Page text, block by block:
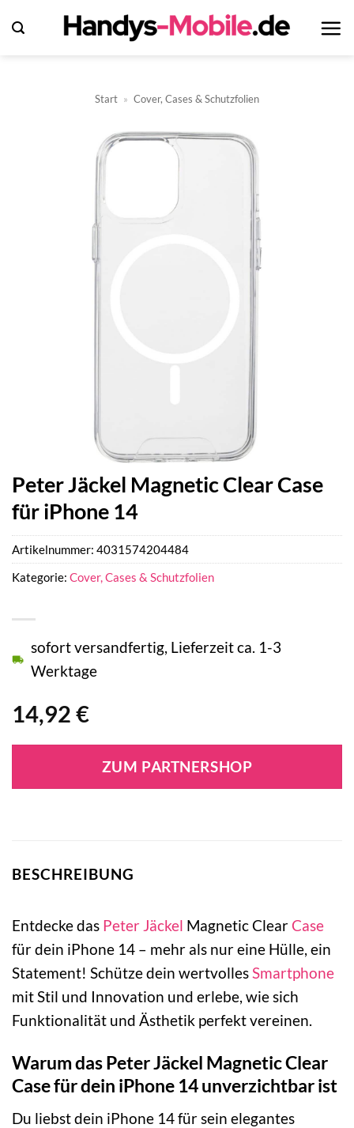
Inhalt
Start » Cover, Cases & Schutzfolien
Peter Jäckel Magnetic Clear Case
für iPhone 14
14,92 €
sofort versandfertig, Lieferzeit ca. 1-3
Werktage
ZUM PARTNERSHOP
Artikelnummer: 4031574204484
Kategorie: Cover, Cases & Schutzfolien
BESCHREIBUNG
Entdecke das Peter Jäckel Magnetic Clear Case
für dein iPhone 14 – mehr als nur eine Hülle, ein
Statement! Schütze dein wertvolles Smartphone
mit Stil und Innovation und erlebe, wie sich
Funktionalität und Ästhetik perfekt vereinen.
Warum das Peter Jäckel Magnetic Clear
Case für dein iPhone 14 unverzichtbar ist
Du liebst dein iPhone 14 für sein elegantes